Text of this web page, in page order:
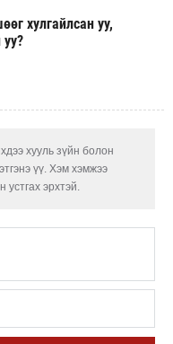
хулгайлсан уу,
хууль зүйн болон
үү. Хэм хэмжээ
устгах эрхтэй.